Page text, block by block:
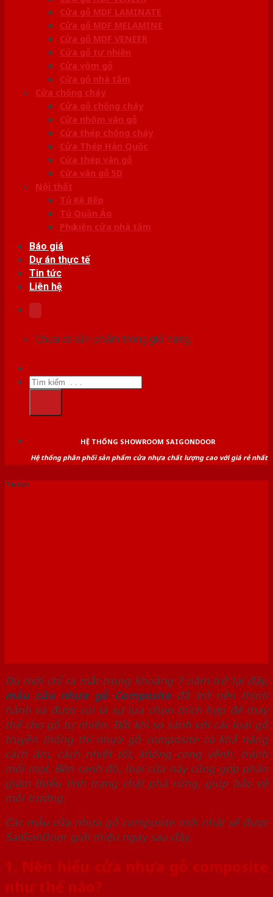
Cửa gỗ MDF LAMINATE
Cửa gỗ MDF MELAMINE
Cửa gỗ MDF VENEER
Cửa gỗ tự nhiên
Cửa vòm gỗ
Cửa gỗ nhà tắm
Cửa chống cháy
Cửa gỗ chống cháy
Cửa nhôm vân gỗ
Cửa thép chống cháy
Cửa Thép Hàn Quốc
Cửa thép vân gỗ
Cửa vân gỗ 5D
Nội thất
Tủ Kệ Bếp
Tủ Quần Áo
Phụ kiện cửa nhà tắm
Báo giá
Dự án thực tế
Tin tức
Liên hệ
Chưa có sản phẩm trong giỏ hàng.
Tìm
kiếm:
HỆ THỐNG SHOWROOM SAIGONDOOR
Hệ thống phân phối sản phẩm cửa nhựa chất lượng cao với giá rẻ nhất
Tin tức
Dù mới chỉ ra mắt trong khoảng 7 năm trở lại đây,
mẫu cửa nhựa gỗ Compositeđã trở nên thịnh
hành và được coi là sự lựa chọn thích hợp để thay
thế cho gỗ tự nhiên. Bởi khi so sánh với các loại gỗ
truyền thống thì nhựa gỗ composite có khả năng
cách âm, cách nhiệt tốt, không cong vênh, tránh
mối mọt. Bên cạnh đó, loại cửa này cũng góp phần
giảm thiểu tình trạng chặt phá rừng, giúp bảo vệ
môi trường.
Các mẫu cửa nhựa gỗ compositemới nhất sẽ được
SaiGonDoor giới thiệu ngay sau đây.
1. Nên hiểu cửa nhựa gỗ composite
như thế nào?